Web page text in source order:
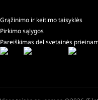
Grąžinimo ir keitimo taisyklės
Pirkimo sąlygos
Pareiškimas dėl svetainės